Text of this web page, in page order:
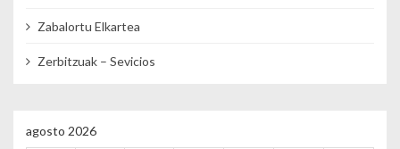
Zabalortu Elkartea
Zerbitzuak – Sevicios
agosto 2026